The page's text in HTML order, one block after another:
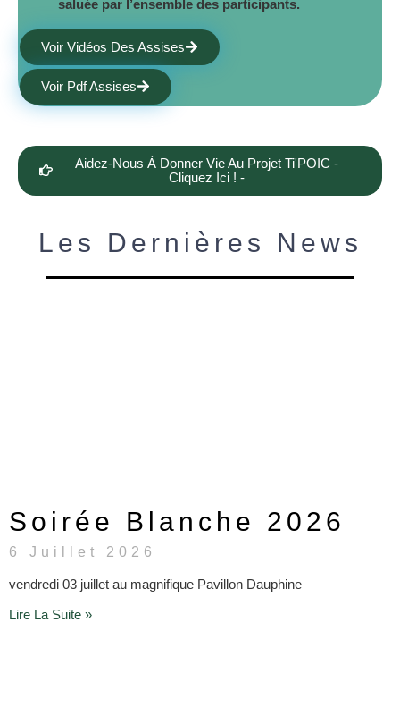
saluée par l’ensemble des participants.
Voir Vidéos Des Assises
Voir Pdf Assises
Aidez-Nous À Donner Vie Au Projet Ti'POIC -
Cliquez Ici ! -
Les Dernières News
Soirée Blanche 2026
6 Juillet 2026
vendredi 03 juillet au magnifique Pavillon Dauphine
Lire La Suite »